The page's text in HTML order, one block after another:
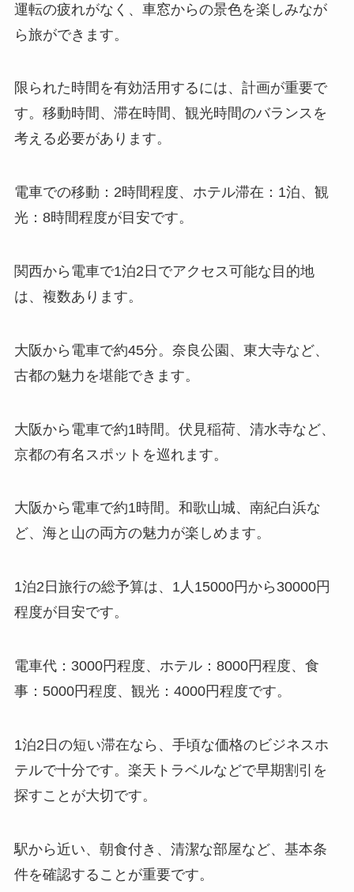
運転の疲れがなく、車窓からの景色を楽しみなが
ら旅ができます。
限られた時間を有効活用するには、計画が重要で
す。移動時間、滞在時間、観光時間のバランスを
考える必要があります。
電車での移動：2時間程度、ホテル滞在：1泊、観
光：8時間程度が目安です。
関西から電車で1泊2日でアクセス可能な目的地
は、複数あります。
大阪から電車で約45分。奈良公園、東大寺など、
古都の魅力を堪能できます。
大阪から電車で約1時間。伏見稲荷、清水寺など、
京都の有名スポットを巡れます。
大阪から電車で約1時間。和歌山城、南紀白浜な
ど、海と山の両方の魅力が楽しめます。
1泊2日旅行の総予算は、1人15000円から30000円
程度が目安です。
電車代：3000円程度、ホテル：8000円程度、食
事：5000円程度、観光：4000円程度です。
1泊2日の短い滞在なら、手頃な価格のビジネスホ
テルで十分です。楽天トラベルなどで早期割引を
探すことが大切です。
駅から近い、朝食付き、清潔な部屋など、基本条
件を確認することが重要です。